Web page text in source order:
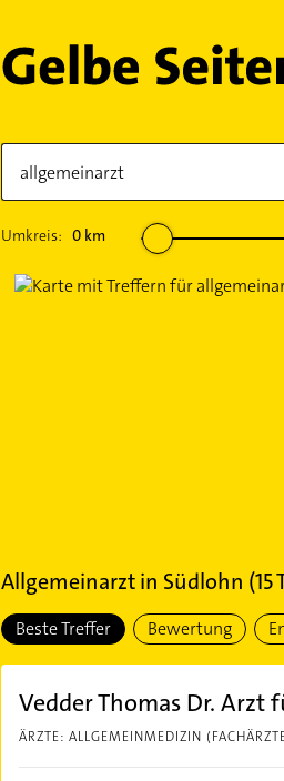
Umkreis: 0km
Allgemeinarztin Südlohn (15
Beste Treffer Bewertung
Vedder Thomas Dr.
ÄRZTE: ALLGEMEINMEDIZIN